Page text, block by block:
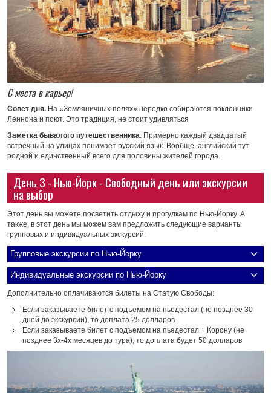
С места в карьер!
Совет дня. На «Земляничных полях» нередко собираются поклонники
Леннона и поют. Это традиция, не стоит удивляться
Заметка бывалого путешественника: Примерно каждый двадцатый
встречный на улицах понимает русский язык. Вообще, английский тут
родной и единственный всего для половины жителей города.
День 3 - Нью-Йорк - Свободный день или экскурсии
на выбор
Этот день вы можете посветить отдыху и прогулкам по Нью-Йорку. А
также, в этот день мы можем вам предложить следующие варианты
групповых и индивидуальных экскурсий:
Групповые экскурсии по Нью-Йорку
Индивидуальные экскурсии по Нью-Йорку
Дополнительно оплачиваются билеты на Статую Свободы:
Если заказываете билет с подъемом на пьедестал (не позднее 30
дней до экскурсии), то доплата 25 долларов
Если заказываете билет с подъемом на пьедестал + Корону (не
позднее 3х-4х месяцев до тура), то доплата будет 50 долларов